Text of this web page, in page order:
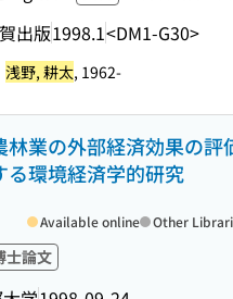
出版1998.1<DM1-G30>
浅野, 耕太, 1962-
林業の外部経済効果の評
る環境経済学的研究
士論文
Available online Other